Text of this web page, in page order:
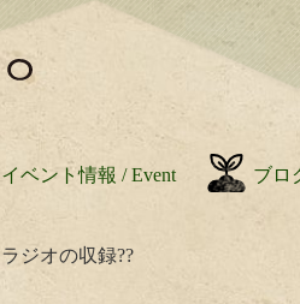
イベント情報 / Event ブロ
ラジオの収録??